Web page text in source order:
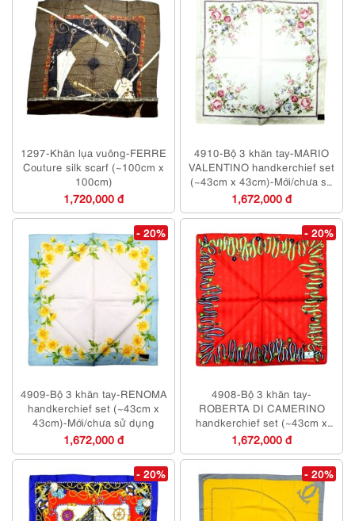
1297-Khăn lụa vuông-FERRE
Couture silk scarf (~100cm x
100cm)
1,720,000 đ
4910-Bộ 3 khăn tay-MARIO
VALENTINO handkerchief set
(~43cm x 43cm)-Mới/chưa sử
dụng
1,672,000 đ
- 20%
4909-Bộ 3 khăn tay-RENOMA
handkerchief set (~43cm x
43cm)-Mới/chưa sử dụng
1,672,000 đ
- 20%
4908-Bộ 3 khăn tay-
ROBERTA DI CAMERINO
handkerchief set (~43cm x
43cm)-Mới/chưa sử dụng
1,672,000 đ
- 20% - 20%